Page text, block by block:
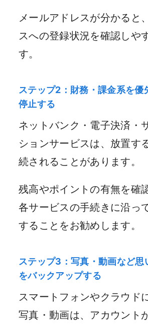
メールアドレスが分かると
スへの登録状況を確認しや
す。
ステップ2：財務・課金系を優
停止する
ネットバンク・電子決済・
ションサービスは、放置す
続されることがあります。
残高やポイントの有無を確
各サービスの手続きに沿っ
することをお勧めします。
ステップ3：写真・動画など思
をバックアップする
スマートフォンやクラウド
写真・動画は、アカウント